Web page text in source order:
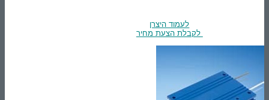
לעמוד היצרן
לקבלת הצעת מחיר